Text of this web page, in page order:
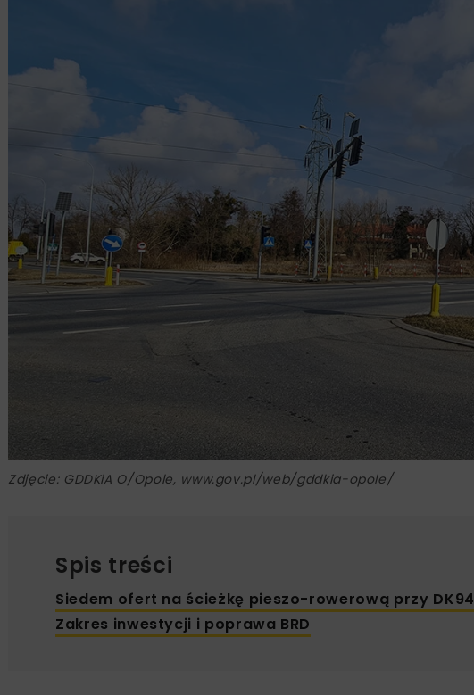
Zdjęcie: GDDKiA O/Opole, www.gov.pl/web/gddkia-opole/
Spis treści
Siedem ofert na ścieżkę pieszo-rowerową przy DK94
Zakres inwestycji i poprawa BRD